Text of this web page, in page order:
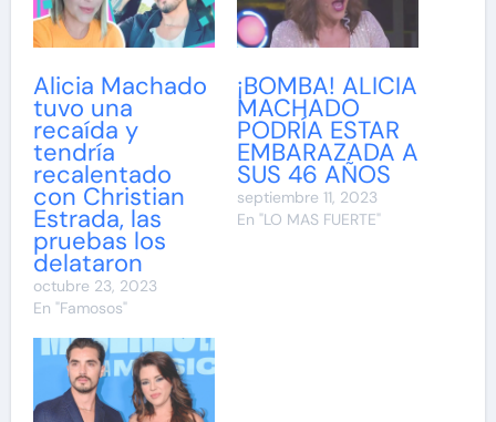
Alicia Machado
tuvo una
recaída y
tendría
recalentado
con Christian
Estrada, las
pruebas los
delataron
octubre 23, 2023
En "Famosos"
¡BOMBA! ALICIA
MACHADO
PODRÍA ESTAR
EMBARAZADA A
SUS 46 AÑOS
septiembre 11, 2023
En "LO MAS FUERTE"